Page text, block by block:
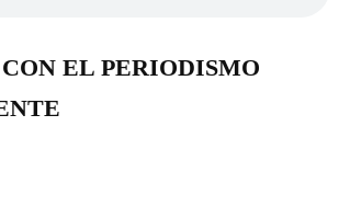
EL PERIODISMO